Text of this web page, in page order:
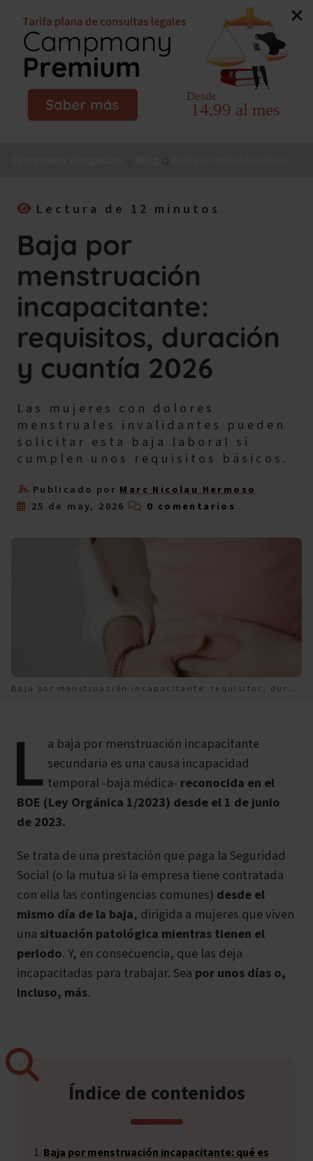
Nuevo libro de Jorge Campmany:
El Método MAPA, la
guía paso a paso para tu incapacidad permanente.
¡Consíguelo ya!
Lectura de 12 minutos
Baja por
menstruación
incapacitante:
requisitos, duración
y cuantía 2026
Las mujeres con dolores
menstruales invalidantes pueden
solicitar esta baja laboral si
cumplen unos requisitos básicos.
Publicado por Marc Nicolau Hermoso
25 de may, 2026
0 comentarios
Baja por menstruación incapacitante: requisitos, duración y cuantía 2026
L a baja por menstruación incapacitante
secundaria es una causa incapacidad
temporal -baja médica- reconocida en el
BOE (Ley Orgánica 1/2023) desde el 1 de junio
de 2023.
Se trata de una prestación que paga la Seguridad
Social (o la mutua si la empresa tiene contratada
con ella las contingencias comunes) desde el
mismo día de la baja, dirigida a mujeres que viven
una situación patológica mientras tienen el
periodo. Y, en consecuencia, que las deja
incapacitadas para trabajar. Sea por unos días o,
incluso, más.
Índice de contenidos
Baja por menstruación incapacitante: qué es